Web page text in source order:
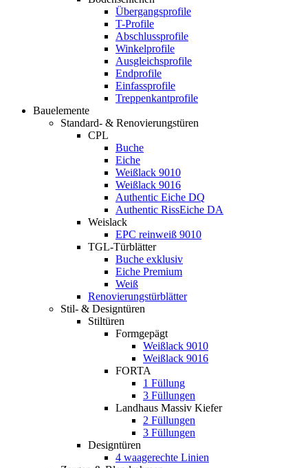
Übergangsprofile
T-Profile
Abschlussprofile
Winkelprofile
Ausgleichsprofile
Endprofile
Einfassprofile
Treppenkantprofile
Bauelemente
Standard- & Renovierungstüren
CPL
Buche
Eiche
Weißlack 9010
Weißlack 9016
Authentic Eiche DQ
Authentic RissEiche DA
Weislack
EPC reinweiß 9010
TGL-Türblätter
Buche exklusiv
Eiche Premium
Weiß
Renovierungstürblätter
Stil- & Designtüren
Stiltüren
Formgepägt
Weißlack 9010
Weißlack 9016
FORTA
1 Füllung
3 Füllungen
Landhaus Massiv Kiefer
2 Füllungen
3 Füllungen
Designtüren
4 waagerechte Linien